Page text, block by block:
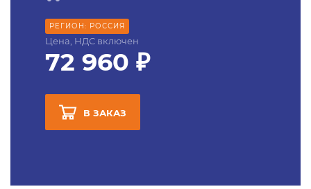
РЕГИОН: РОССИЯ
Цена, НДС включен
72 960 ₽
В ЗАКАЗ